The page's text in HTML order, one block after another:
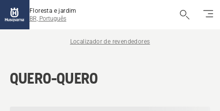
Floresta e jardim
BR, Português
Localizador de revendedores
QUERO-QUERO